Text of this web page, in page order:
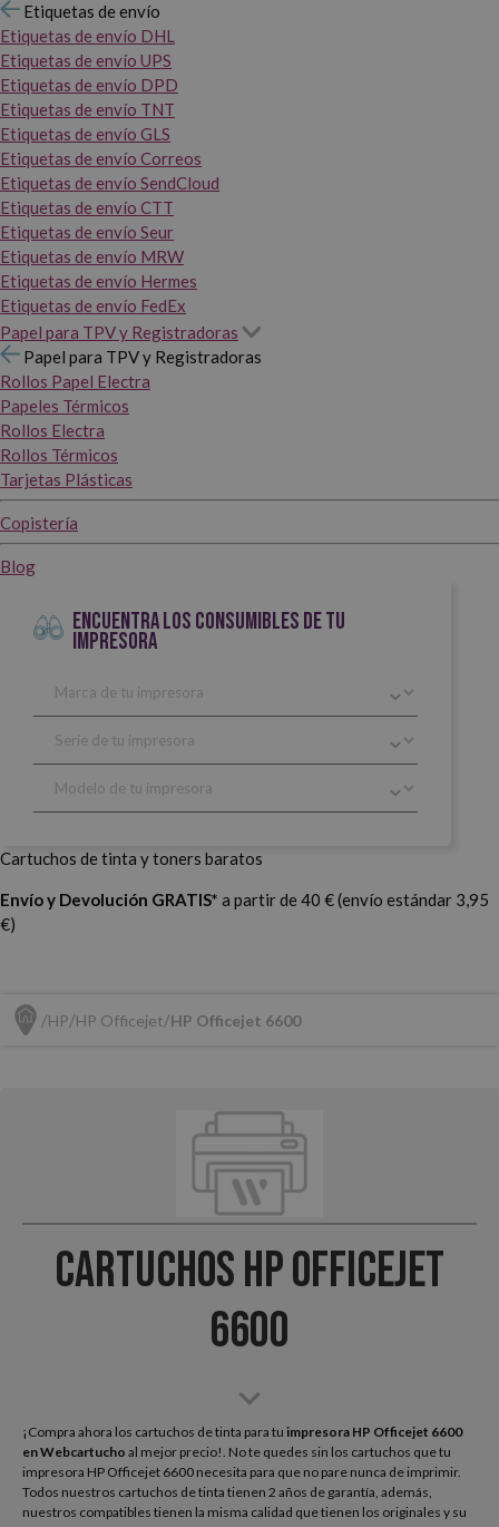
Etiquetas de envío
Etiquetas de envío DHL
Etiquetas de envío UPS
Etiquetas de envío DPD
Etiquetas de envío TNT
Etiquetas de envío GLS
Etiquetas de envío Correos
Etiquetas de envío SendCloud
Etiquetas de envío CTT
Etiquetas de envío Seur
Etiquetas de envío MRW
Etiquetas de envío Hermes
Etiquetas de envío FedEx
Papel para TPV y Registradoras
Papel para TPV y Registradoras
Rollos Papel Electra
Papeles Térmicos
Rollos Electra
Rollos Térmicos
Tarjetas Plásticas
Copistería
Blog
ENCUENTRA LOS CONSUMIBLES DE TU
IMPRESORA
Cartuchos de tinta y toners baratos
Envío y Devolución GRATIS* a partir de 40 € (envío estándar 3,95
€)
HP HP Officejet HP Officejet 6600
Cartuchos HP Officejet
6600
¡Compra ahora los cartuchos de tinta para tu impresora HP Officejet 6600
en Webcartucho al mejor precio!. No te quedes sin los cartuchos que tu
impresora HP Officejet 6600 necesita para que no pare nunca de imprimir.
Todos nuestros cartuchos de tinta tienen 2 años de garantía, además,
nuestros compatibles tienen la misma calidad que tienen los originales y su